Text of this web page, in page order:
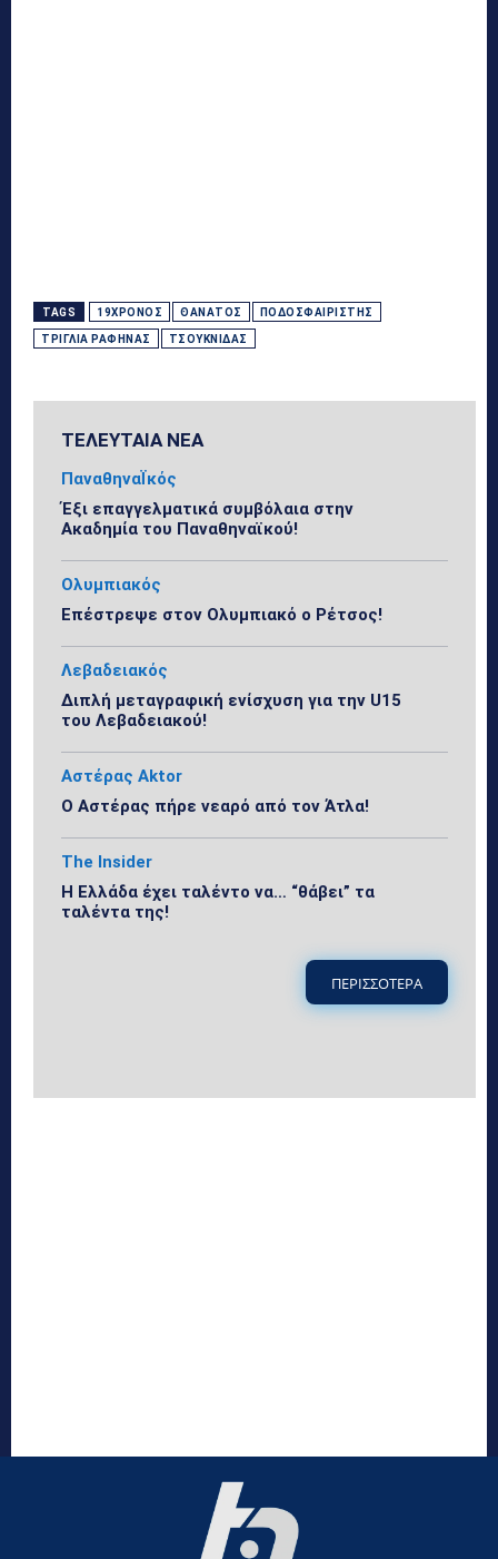
TAGS 19ΧΡΟΝΟΣ ΘΆΝΑΤΟΣ ΠΟΔΟΣΦΑΙΡΙΣΤΉΣ
ΤΡΙΓΛΊΑ ΡΑΦΉΝΑΣ ΤΣΟΥΚΝΊΔΑΣ
ΤΕΛΕΥΤΑΙΑ ΝΕΑ
ΠαναθηναΪκός
Έξι επαγγελματικά συμβόλαια στην
Ακαδημία του Παναθηναϊκού!
Ολυμπιακός
Επέστρεψε στον Ολυμπιακό ο Ρέτσος!
Λεβαδειακός
Διπλή μεταγραφική ενίσχυση για την U15
του Λεβαδειακού!
Αστέρας Aktor
Ο Αστέρας πήρε νεαρό από τον Άτλα!
The Insider
Η Ελλάδα έχει ταλέντο να… “θάβει” τα
ταλέντα της!
ΠΕΡΙΣΣΟΤΕΡΑ